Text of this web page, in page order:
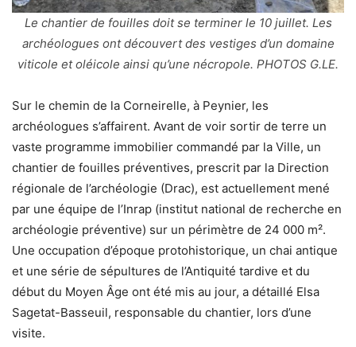
Le chantier de fouilles doit se terminer le 10 juillet. Les
archéologues ont découvert des vestiges d’un domaine
viticole et oléicole ainsi qu’une nécropole. PHOTOS G.LE.
Sur le chemin de la Corneirelle, à Peynier, les
archéologues s’affairent. Avant de voir sortir de terre un
vaste programme immobilier commandé par la Ville, un
chantier de fouilles préventives, prescrit par la Direction
régionale de l’archéologie (Drac), est actuellement mené
par une équipe de l’Inrap (institut national de recherche en
archéologie préventive) sur un périmètre de 24 000 m².
Une occupation d’époque protohistorique, un chai antique
et une série de sépultures de l’Antiquité tardive et du
début du Moyen Âge ont été mis au jour, a détaillé Elsa
Sagetat-Basseuil, responsable du chantier, lors d’une
visite.